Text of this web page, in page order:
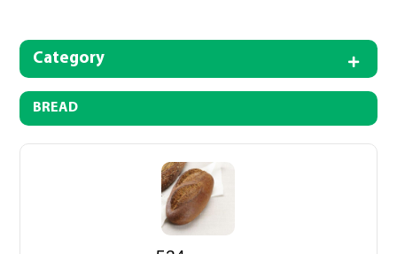
Category
BREAD
*All above fields are mandatory
I accept the